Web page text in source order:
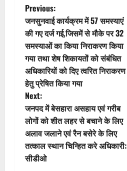
t
i
o
n
P
o
s
t
n
a
v
i
Previous:
जनसुनवाई कार्यक्रम में 57 समस्याएं
की गए दर्ज गई,जिसमें से मौके पर 32
समस्याओं का किया निराकरण किया
गया तथा शेष शिकायतों को संबंधित
अधिकारियों को दिए त्वरित निराकरण
हेतु प्रेषित किया गया
Next:
जनपद में बेसहारा असहाय एवं गरीब
लोगों को शीत लहर से बचाने के लिए
अलाव जलाने एवं रैन बसेरे के लिए
तत्काल स्थान चिन्हित करे अधिकारी:
सीडीओ